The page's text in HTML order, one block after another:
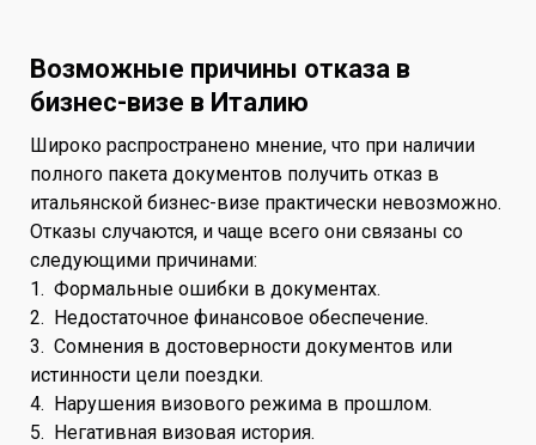
Возможные причины отказа в
бизнес-визе в Италию
Широко распространено мнение, что при наличии
полного пакета документов получить отказ в
итальянской бизнес-визе практически невозможно.
Отказы случаются, и чаще всего они связаны со
следующими причинами:
1. Формальные ошибки в документах.
2. Недостаточное финансовое обеспечение.
3. Сомнения в достоверности документов или
истинности цели поездки.
4. Нарушения визового режима в прошлом.
5. Негативная визовая история.